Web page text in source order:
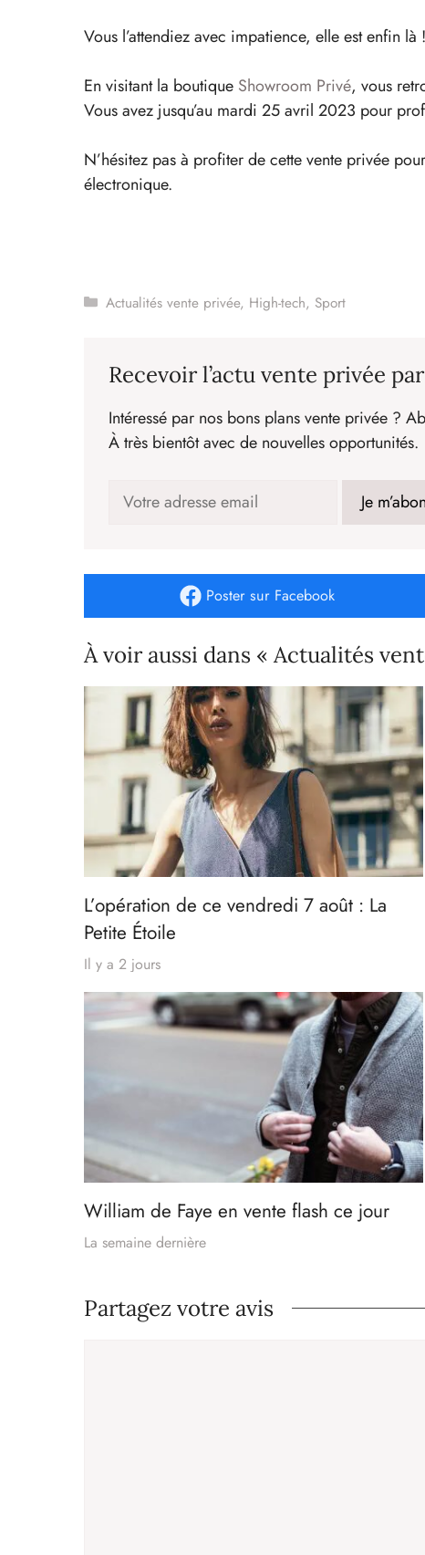
Vous l’attendiez avec impatience, elle est enfin
En visitant la boutique Showroom Privé, vous
Vous avez jusqu’au mardi 25 avril 2023 pour
N’hésitez pas à profiter de cette vente privée
électronique.
Catégories
Actualités vente privée, High-tech, Sport
Recevoir l’actu vente privée
Intéressé par nos bons plans vente privée ?
À très bientôt avec de nouvelles opportunités.
Poster sur Facebook
À voir aussi dans « Actualités
L’opération de ce vendredi 7 août : La
Petite Étoile
Il y a 2 jours
William de Faye en vente flash ce jour
La semaine dernière
Partagez votre avis